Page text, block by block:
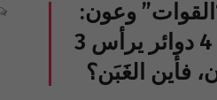
وعون:
في “النافعة” 4 دوائر يرأس 3
فأين الغَبَن؟